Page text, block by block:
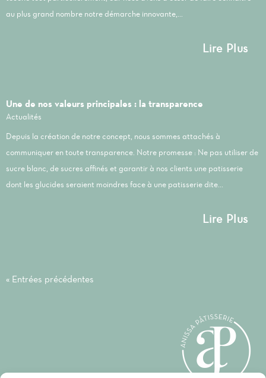
au plus grand nombre notre démarche innovante,...
Lire Plus
Une de nos valeurs principales : la transparence
Actualités
Depuis la création de notre concept, nous sommes attachés à
communiquer en toute transparence. Notre promesse : Ne pas utiliser de
sucre blanc, de sucres affinés et garantir à nos clients une patisserie
dont les glucides seraient moindres face à une patisserie dite...
Lire Plus
« Entrées précédentes